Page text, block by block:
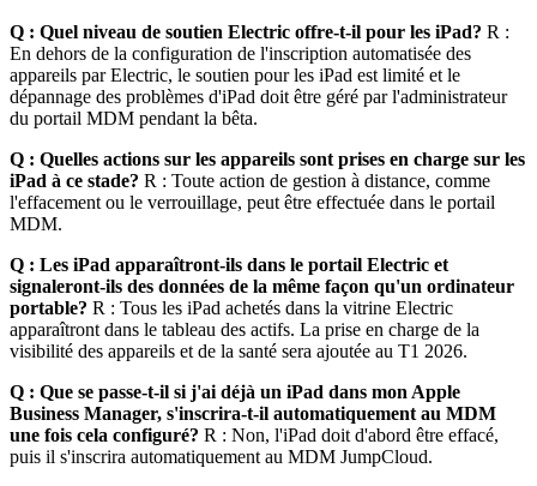
Q : Quel niveau de soutien Electric offre-t-il pour les iPad? R :
En dehors de la configuration de l'inscription automatisée des
appareils par Electric, le soutien pour les iPad est limité et le
dépannage des problèmes d'iPad doit être géré par l'administrateur
du portail MDM pendant la bêta.
Q : Quelles actions sur les appareils sont prises en charge sur les
iPad à ce stade? R : Toute action de gestion à distance, comme
l'effacement ou le verrouillage, peut être effectuée dans le portail
MDM.
Q : Les iPad apparaîtront-ils dans le portail Electric et
signaleront-ils des données de la même façon qu'un ordinateur
portable? R : Tous les iPad achetés dans la vitrine Electric
apparaîtront dans le tableau des actifs. La prise en charge de la
visibilité des appareils et de la santé sera ajoutée au T1 2026.
Q : Que se passe-t-il si j'ai déjà un iPad dans mon Apple
Business Manager, s'inscrira-t-il automatiquement au MDM
une fois cela configuré? R : Non, l'iPad doit d'abord être effacé,
puis il s'inscrira automatiquement au MDM JumpCloud.